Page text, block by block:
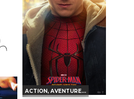
VF
Horaires et Infos
Bande-annonce
Réservation
TOUT PUBLIC
ACTION, AVENTURE...